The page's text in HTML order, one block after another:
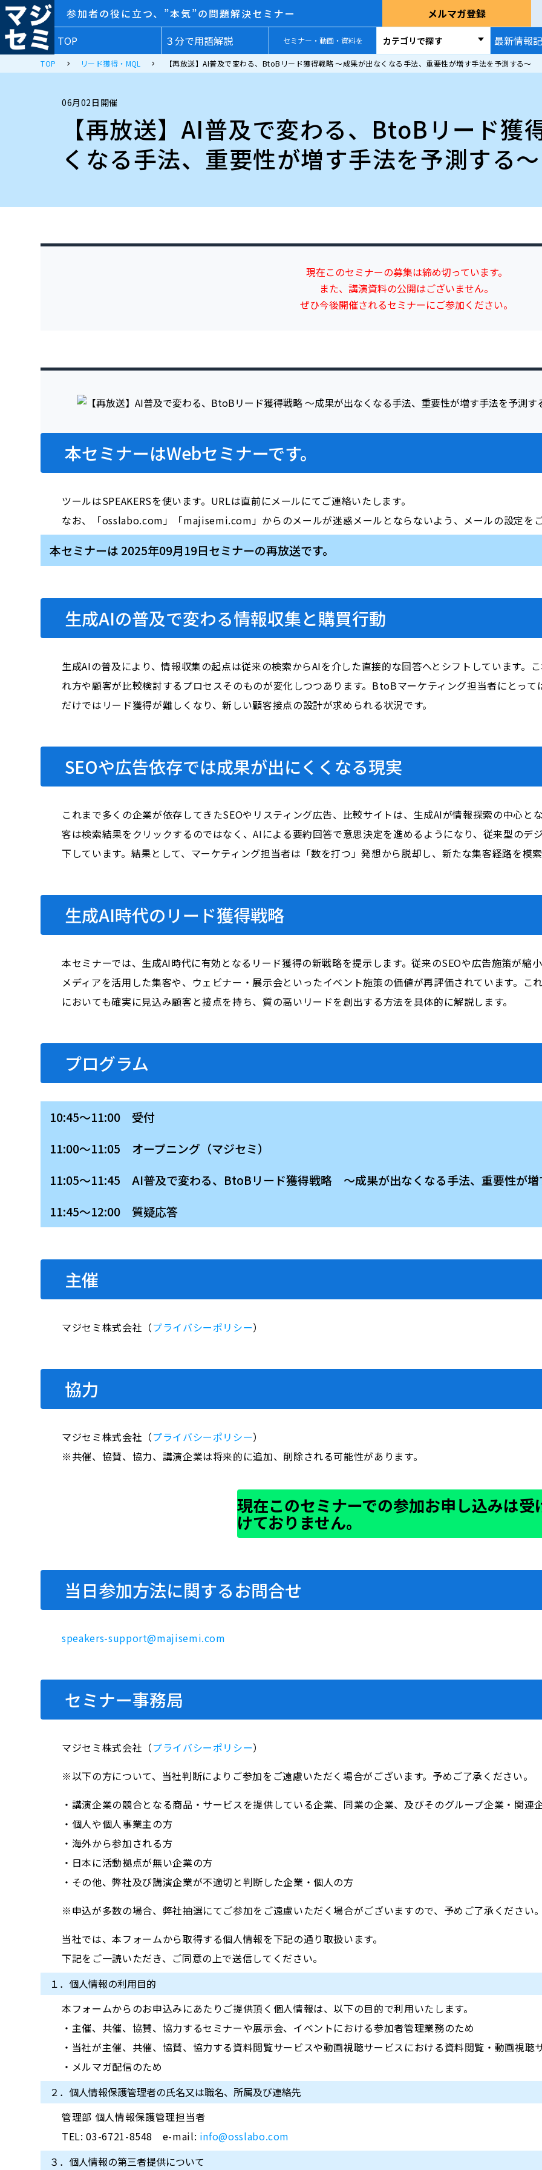
参加者の役に立つ、”本気”の問題解決セミナー
メルマガ登録
TOP
３分で用語解説 セミナー・動画・資料を カテゴリで探す 最新情報
TOP リード獲得・MQL 【再放送】AI普及で変わる、BtoBリード獲得戦略 ～成果が出なくなる手法、重要性が増す手法を予測する～
06月02日開催
【再放送】AI普及で変わる、BtoBリード獲
くなる手法、重要性が増す手法を予測する～
現在このセミナーの募集は締め切っています。
また、講演資料の公開はございません。
ぜひ今後開催されるセミナーにご参加ください。
本セミナーはWebセミナーです。
ツールはSPEAKERSを使います。URLは直前にメールにてご連絡いたします。
なお、「osslabo.com」「majisemi.com」からのメールが迷惑メールとならないよう、メールの設定を
本セミナーは 2025年09月19日セミナーの再放送です。
生成AIの普及で変わる情報収集と購買行動
生成AIの普及により、情報収集の起点は従来の検索からAIを介した直接的な回答へとシフトしています。
れ方や顧客が比較検討するプロセスそのものが変化しつつあります。BtoBマーケティング担当者にとっ
だけではリード獲得が難しくなり、新しい顧客接点の設計が求められる状況です。
SEOや広告依存では成果が出にくくなる現実
これまで多くの企業が依存してきたSEOやリスティング広告、比較サイトは、生成AIが情報探索の中心と
客は検索結果をクリックするのではなく、AIによる要約回答で意思決定を進めるようになり、従来型のデ
下しています。結果として、マーケティング担当者は「数を打つ」発想から脱却し、新たな集客経路を模
生成AI時代のリード獲得戦略
本セミナーでは、生成AI時代に有効となるリード獲得の新戦略を提示します。従来のSEOや広告施策が縮
メディアを活用した集客や、ウェビナー・展示会といったイベント施策の価値が再評価されています。こ
においても確実に見込み顧客と接点を持ち、質の高いリードを創出する方法を具体的に解説します。
プログラム
10:45～11:00 受付
11:00～11:05 オープニング（マジセミ）
11:05～11:45 AI普及で変わる、BtoBリード獲得戦略 ～成果が出なくなる手法、重要性が増
11:45～12:00 質疑応答
主催
マジセミ株式会社（プライバシーポリシー）
協力
マジセミ株式会社（プライバシーポリシー）
※共催、協賛、協力、講演企業は将来的に追加、削除される可能性があります。
現在このセミナーでの参加お申し込みは受
けておりません。
当日参加方法に関するお問合せ
speakers-support@majisemi.com
セミナー事務局
マジセミ株式会社（プライバシーポリシー）
※以下の方について、当社判断によりご参加をご遠慮いただく場合がございます。予めご了承ください。
・講演企業の競合となる商品・サービスを提供している企業、同業の企業、及びそのグループ企業・関連
・個人や個人事業主の方
・海外から参加される方
・日本に活動拠点が無い企業の方
・その他、弊社及び講演企業が不適切と判断した企業・個人の方
※申込が多数の場合、弊社抽選にてご参加をご遠慮いただく場合がございますので、予めご了承ください
当社では、本フォームから取得する個人情報を下記の通り取扱います。
下記をご一読いただき、ご同意の上で送信してください。
１．個人情報の利用目的
本フォームからのお申込みにあたりご提供頂く個人情報は、以下の目的で利用いたします。
・主催、共催、協賛、協力するセミナーや展示会、イベントにおける参加者管理業務のため
・当社が主催、共催、協賛、協力する資料閲覧サービスや動画視聴サービスにおける資料閲覧・動画視
・メルマガ配信のため
２．個人情報保護管理者の氏名又は職名、所属及び連絡先
管理部 個人情報保護管理担当者
TEL: 03-6721-8548 e-mail: info@osslabo.com
３．個人情報の第三者提供について